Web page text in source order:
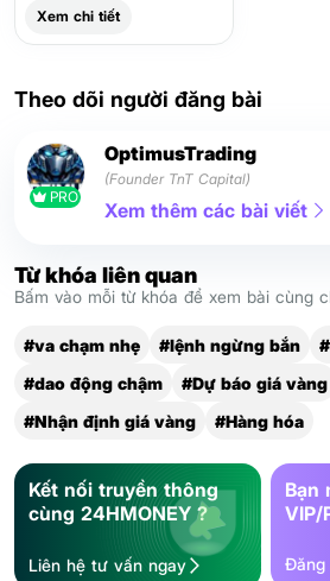
Xem chi tiết
Theo dõi người đăng bài
PRO
OptimusTrading
(Founder TnT Capital)
Xem thêm các bài viết
Từ khóa liên quan
Bấm vào mỗi từ khóa để xem bài cùng
#va chạm nhẹ #lệnh ngừng bắn
#dao động chậm
#Dự báo giá vàng
#Nhận định giá vàng
#Hàng hóa
Kết nối truyền thông
cùng 24HMONEY ?
Liên hệ tư vấn ngay
Bạn
VIP/
Đăng